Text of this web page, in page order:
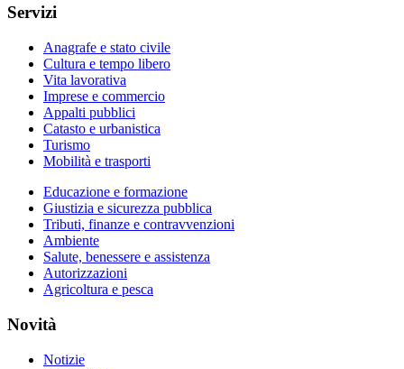
Servizi
Anagrafe e stato civile
Cultura e tempo libero
Vita lavorativa
Imprese e commercio
Appalti pubblici
Catasto e urbanistica
Turismo
Mobilità e trasporti
Educazione e formazione
Giustizia e sicurezza pubblica
Tributi, finanze e contravvenzioni
Ambiente
Salute, benessere e assistenza
Autorizzazioni
Agricoltura e pesca
Novità
Notizie